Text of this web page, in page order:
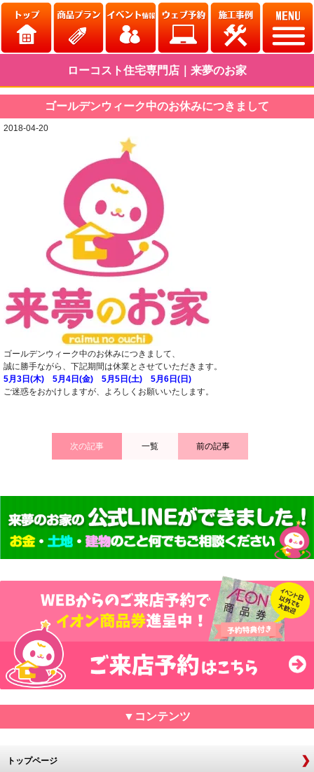
ローコスト住宅専門店｜来夢のお家
ゴールデンウィーク中のお休みにつきまして
2018-04-20
ゴールデンウィーク中のお休みにつきまして、
誠に勝手ながら、下記期間は休業とさせていただきます。
5月3日(木) 5月4日(金) 5月5日(土) 5月6日(日)
ご迷惑をおかけしますが、よろしくお願いいたします。
次の記事 一覧 前の記事
▼コンテンツ
トップページ